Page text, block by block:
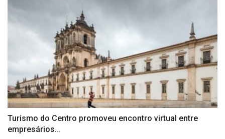
Turismo do Centro promoveu encontro virtual entre
empresários...